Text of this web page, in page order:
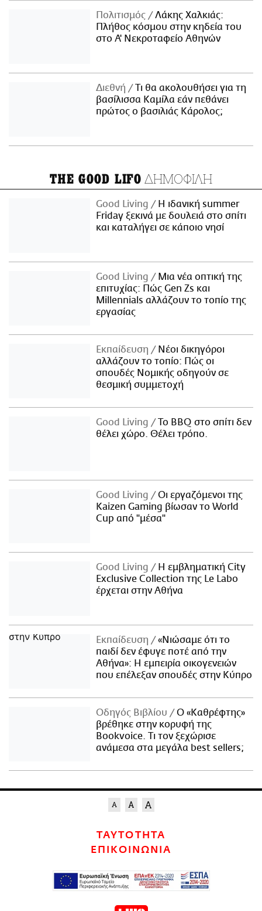
Πολιτισμός
Λάκης Χαλκιάς:
Πλήθος κόσμου στην κηδεία του
στο Α' Νεκροταφείο Αθηνών
Διεθνή
Τι θα ακολουθήσει για τη
βασίλισσα Καμίλα εάν πεθάνει
πρώτος ο βασιλιάς Κάρολος;
THE GOOD LIFO ΔΗΜΟΦΙΛΗ
Good Living
Η ιδανική summer
Friday ξεκινά με δουλειά στο σπίτι
και καταλήγει σε κάποιο νησί
Good Living
Μια νέα οπτική της
επιτυχίας: Πώς Gen Zs και
Millennials αλλάζουν το τοπίο της
εργασίας
Εκπαίδευση
Νέοι δικηγόροι
αλλάζουν το τοπίο: Πώς οι
σπουδές Νομικής οδηγούν σε
θεσμική συμμετοχή
Good Living
Το BBQ στο σπίτι δεν
θέλει χώρο. Θέλει τρόπο.
Good Living
Οι εργαζόμενοι της
Kaizen Gaming βίωσαν το World
Cup από "μέσα"
Good Living
Η εμβληματική City
Exclusive Collection της Le Labo
έρχεται στην Αθήνα
Εκπαίδευση
«Νιώσαμε ότι το
παιδί δεν έφυγε ποτέ από την
Αθήνα»: Η εμπειρία οικογενειών
που επέλεξαν σπουδές στην Κύπρο
Οδηγός Βιβλίου
Ο «Καθρέφτης»
βρέθηκε στην κορυφή της
Bookvoice. Τι τον ξεχώρισε
ανάμεσα στα μεγάλα best sellers;
ΤΑΥΤΟΤΗΤΑ
ΕΠΙΚΟΙΝΩΝΙΑ